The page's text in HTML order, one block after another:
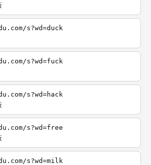
s?wd=duck
s?wd=fuck
s?wd=hack
s?wd=free
s?wd=milk